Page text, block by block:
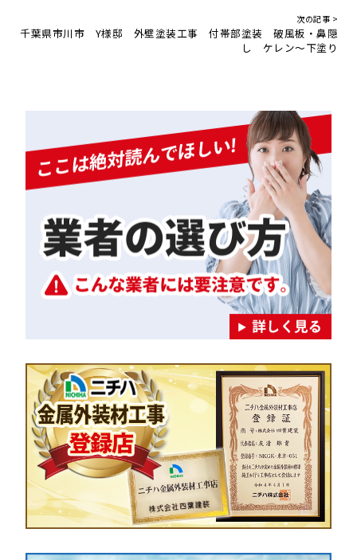
次の記事 >
千葉県市川市 Y様邸 外壁塗装工事 付帯部塗装 破風板・鼻隠
し ケレン～下塗り